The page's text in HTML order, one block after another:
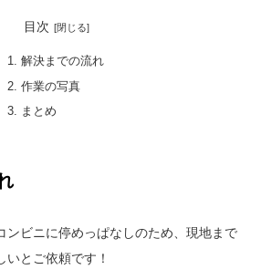
目次
解決までの流れ
作業の写真
まとめ
ンビニに停めっぱなしのため、現地まで
とご依頼です！